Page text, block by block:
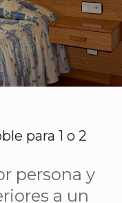
para 1 o 2
persona y
a un